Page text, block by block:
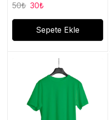
50₺ 30₺
Sepete Ekle